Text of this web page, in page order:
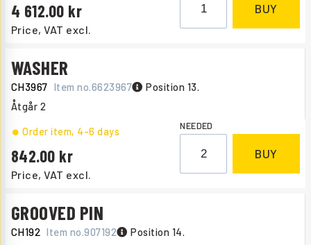
Price, VAT excl.
4 612.00 BUY
WASHER
CH3967 Item no.6623967 Position 13.
Åtgår 2
Price, VAT excl.
842.00
Order item, 4-6 days NEEDED
BUY
GROOVED PIN
CH192 Item no.907192 Position 14.